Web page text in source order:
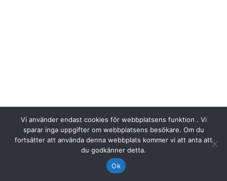
Vi använder endast cookies för webbplatsens funktion . Vi
sparar inga uppgifter om webbplatsens besökare. Om du
fortsätter att använda denna webbplats kommer vi att anta att
du godkänner detta.
Ok